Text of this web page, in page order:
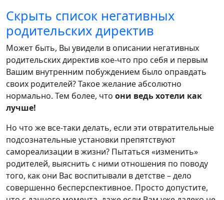
Скрыть список негативных
родительских директив
Может быть, Вы увидели в описании негативных
родительских директив кое-что про себя и первым
Вашим внутренним побуждением было оправдать
своих родителей? Такое желание абсолютно
нормально. Тем более, что они ведь хотели как
лучше!
Но что же все-таки делать, если эти отвратительные
подсознательные установки препятствуют
самореализации в жизни? Пытаться «изменить»
родителей, выяснить с ними отношения по поводу
того, как они Вас воспитывали в детстве – дело
совершенно бесперспективное. Просто допустите,